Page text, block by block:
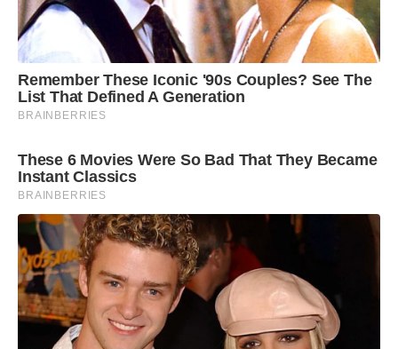
Remember These Iconic '90s Couples? See The
List That Defined A Generation
BRAINBERRIES
These 6 Movies Were So Bad That They Became
Instant Classics
BRAINBERRIES